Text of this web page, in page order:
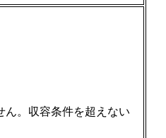
ん。収容条件を超えない